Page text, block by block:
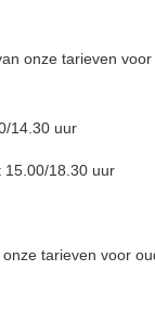
onze tarieven voor
14.30 uur
15.00/18.30 uur
tarieven voor